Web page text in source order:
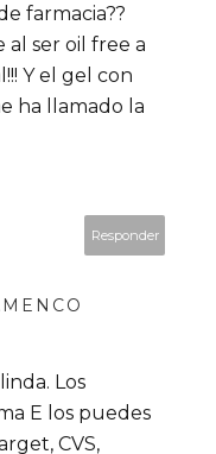
farmacia??
ser oil free a
Y el gel con
ha llamado la
Responder
Los
E los puedes
CVS,